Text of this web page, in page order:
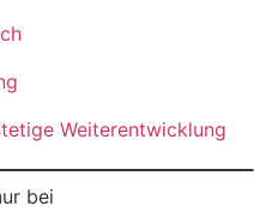
Weiterentwicklung
bei